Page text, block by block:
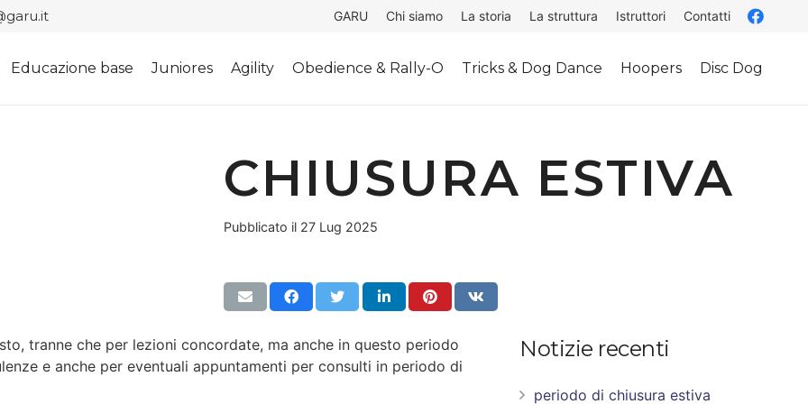
GARU Chi siamo La storia La struttura Istruttori Contatti
Educazione base Juniores Agility Obedience & Rally-O Tricks & Dog Dance Hoopers Disc Dog
CHIUSURA ESTIVA
Pubblicato il 27 Lug 2025
tranne che per lezioni concordate, ma anche in questo periodo
e anche per eventuali appuntamenti per consulti in periodo di
Notizie recenti
periodo di chiusura estiva